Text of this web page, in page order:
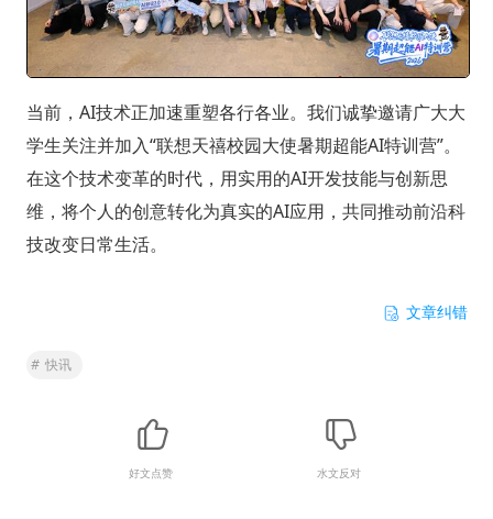
当前，AI技术正加速重塑各行各业。我们诚挚邀请广大大
学生关注并加入“联想天禧校园大使暑期超能AI特训营”。
在这个技术变革的时代，用实用的AI开发技能与创新思
维，将个人的创意转化为真实的AI应用，共同推动前沿科
技改变日常生活。
文章纠错
# 快讯
好文点赞 水文反对